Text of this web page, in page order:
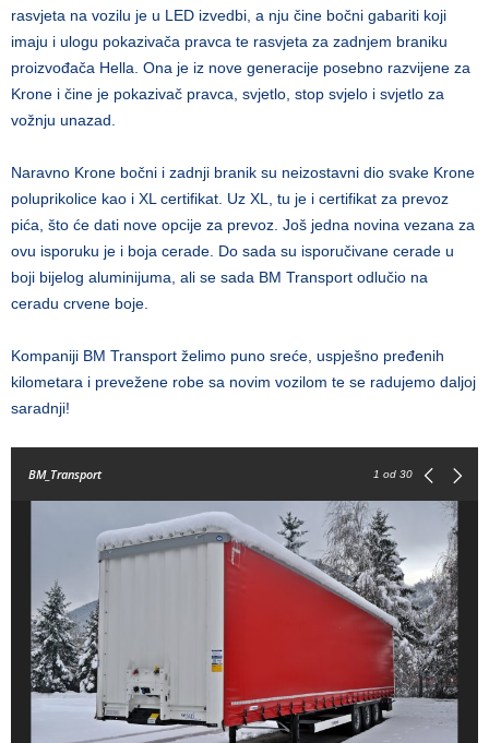
rasvjeta na vozilu je u LED izvedbi, a nju čine bočni gabariti koji
imaju i ulogu pokazivača pravca te rasvjeta za zadnjem braniku
proizvođača Hella. Ona je iz nove generacije posebno razvijene za
Krone i čine je pokazivač pravca, svjetlo, stop svjelo i svjetlo za
vožnju unazad.
Naravno Krone bočni i zadnji branik su neizostavni dio svake Krone
poluprikolice kao i XL certifikat. Uz XL, tu je i certifikat za prevoz
pića, što će dati nove opcije za prevoz. Još jedna novina vezana za
ovu isporuku je i boja cerade. Do sada su isporučivane cerade u
boji bijelog aluminijuma, ali se sada BM Transport odlučio na
ceradu crvene boje.
Kompaniji BM Transport želimo puno sreće, uspješno pređenih
kilometara i prevežene robe sa novim vozilom te se radujemo daljoj
saradnji!
BM_Transport 1 od 30